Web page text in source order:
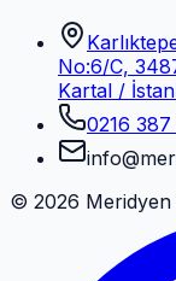
No:6/C,
Kartal /
0216 387
© 2026 Meridyen